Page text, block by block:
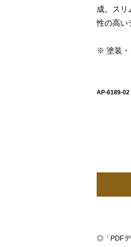
成。スリ
性の高い
※ 塗装・
AP-6189-02
◎ 「PDF